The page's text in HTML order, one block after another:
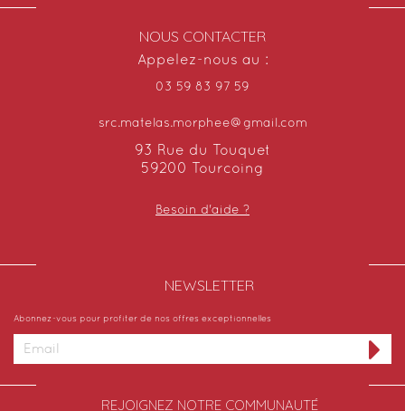
NOUS CONTACTER
Appelez-nous au :
03 59 83 97 59
src.matelas.morphee@gmail.com
93 Rue du Touquet
59200 Tourcoing
Besoin d'aide ?
NEWSLETTER​
Abonnez-vous pour profiter de nos offres exceptionnelles
REJOIGNEZ NOTRE COMMUNAUTÉ